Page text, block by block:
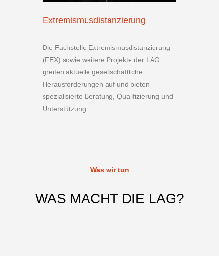
Extremismusdistanzierung
Die Fachstelle Extremismusdistanzierung
(FEX) sowie weitere Projekte der LAG
greifen aktuelle gesellschaftliche
Herausforderungen auf und bieten
spezialisierte Beratung, Qualifizierung und
Unterstützung.
Was wir tun
WAS MACHT DIE LAG?